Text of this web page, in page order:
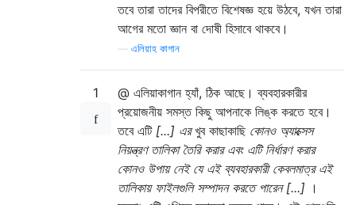
তবে তারা তাদের বিপরীতে বিশেষজ্ঞ হয়ে উঠবে, যখন তারা
আগের মতো জ্ঞান বা দোষী হিসাবে থাকবে।
এলিয়াহ কাগান
1
@ এলিয়াকাগান হ্যাঁ, ঠিক আছে। ব্যবহারকারীর
প্রয়োজনীয় সমস্ত কিছু আপনাকে লিঙ্ক করতে হবে।
তবে এটি [...] এরখুব কাছাকাছি কোনও অ্যাক্সেস
নিয়ন্ত্রণ তালিকা তৈরি করার এবং এটি নির্ধারণ করার
কোনও উপায় নেই যে এই ব্যবহারকারী কেবলমাত্র এই
তালিকায় ফাইলগুলি সম্পাদন করতে পারেন [...] ।